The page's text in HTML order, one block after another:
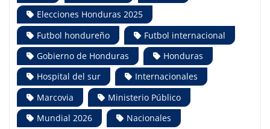
Elecciones Honduras 2025
Futbol hondureño
Futbol internacional
Gobierno de Honduras
Honduras
Hospital del sur
Internacionales
Marcovia
Ministerio Público
Mundial 2026
Nacionales